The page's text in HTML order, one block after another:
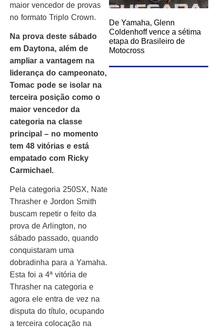
maior vencedor de provas
no formato Triplo Crown.
Na prova deste sábado
em Daytona, além de
ampliar a vantagem na
liderança do campeonato,
Tomac pode se isolar na
terceira posição como o
maior vencedor da
categoria na classe
principal – no momento
tem 48 vitórias e está
empatado com Ricky
Carmichael.
Pela categoria 250SX, Nate
Thrasher e Jordon Smith
buscam repetir o feito da
prova de Arlington, no
sábado passado, quando
conquistaram uma
dobradinha para a Yamaha.
Esta foi a 4ª vitória de
Thrasher na categoria e
agora ele entra de vez na
disputa do título, ocupando
a terceira colocação na
De Yamaha, Glenn
Coldenhoff vence a sétima
etapa do Brasileiro de
Motocross